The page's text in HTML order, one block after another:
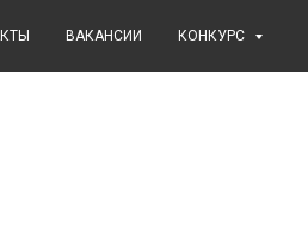
ВАКАНСИИ КОНКУРС